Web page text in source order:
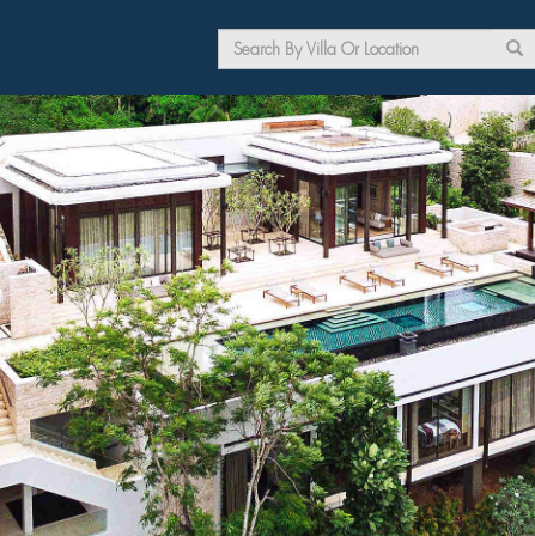
Search
form